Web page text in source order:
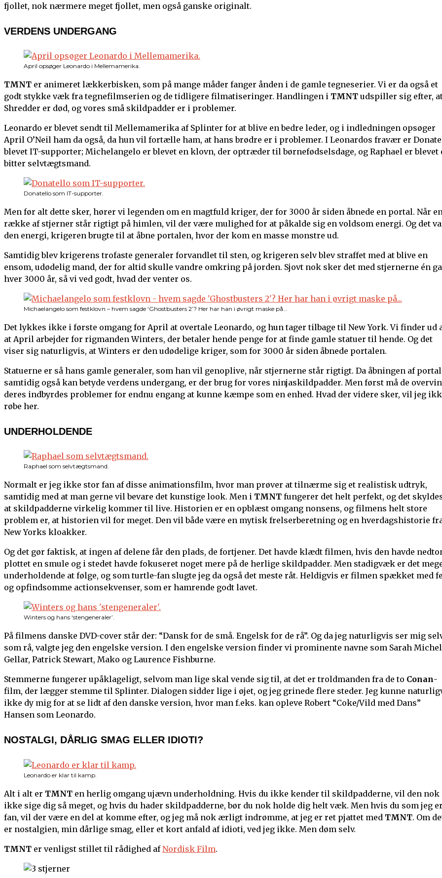
fjollet, nok nærmere meget fjollet, men også ganske originalt.
VERDENS UNDERGANG
April opsøger Leonardo i Mellemamerika.
TMNT er animeret lækkerbisken, som på mange måder fanger ånden i de gamle tegneserier. Vi er da også et
godt stykke væk fra tegnefilmserien og de tidligere filmatiseringer. Handlingen i TMNT udspiller sig efter,
Shredder er død, og vores små skildpadder er i problemer.
Leonardo er blevet sendt til Mellemamerika af Splinter for at blive en bedre leder, og i indledningen opsøger
April O’Neil ham da også, da hun vil fortælle ham, at hans brødre er i problemer. I Leonardos fravær er
blevet IT-supporter; Michelangelo er blevet en klovn, der optræder til børnefødselsdage, og Raphael er blevet
bitter selvtægtsmand.
Donatello som IT-supporter.
Men før alt dette sker, hører vi legenden om en magtfuld kriger, der for 3000 år siden åbnede en portal. Når
række af stjerner står rigtigt på himlen, vil der være mulighed for at påkalde sig en voldsom energi. Og det
den energi, krigeren brugte til at åbne portalen, hvor der kom en masse monstre ud.
Samtidig blev krigerens trofaste generaler forvandlet til sten, og krigeren selv blev straffet med at blive en
ensom, udødelig mand, der for altid skulle vandre omkring på jorden. Sjovt nok sker det med stjernerne én
hver 3000 år, så vi ved godt, hvad der venter os.
Michaelangelo som festklovn – hvem sagde ‘Ghostbusters 2’? Her har han i øvrigt maske på…
Det lykkes ikke i første omgang for April at overtale Leonardo, og hun tager tilbage til New York. Vi finder ud
at April arbejder for rigmanden Winters, der betaler hende penge for at finde gamle statuer til hende. Og det
viser sig naturligvis, at Winters er den udødelige kriger, som for 3000 år siden åbnede portalen.
Statuerne er så hans gamle generaler, som han vil genoplive, når stjernerne står rigtigt. Da åbningen af
samtidig også kan betyde verdens undergang, er der brug for vores ninjaskildpadder. Men først må de
deres indbyrdes problemer for endnu engang at kunne kæmpe som en enhed. Hvad der videre sker, vil jeg
røbe her.
UNDERHOLDENDE
Raphael som selvtægtsmand.
Normalt er jeg ikke stor fan af disse animationsfilm, hvor man prøver at tilnærme sig et realistisk udtryk,
samtidig med at man gerne vil bevare det kunstige look. Men i TMNT fungerer det helt perfekt, og det
at skildpadderne virkelig kommer til live. Historien er en opblæst omgang nonsens, og filmens helt store
problem er, at historien vil for meget. Den vil både være en mytisk frelserberetning og en hverdagshistorie
New Yorks kloakker.
Og det gør faktisk, at ingen af delene får den plads, de fortjener. Det havde klædt filmen, hvis den havde
plottet en smule og i stedet havde fokuseret noget mere på de herlige skildpadder. Men stadigvæk er det
underholdende at følge, og som turtle-fan slugte jeg da også det meste råt. Heldigvis er filmen spækket med
og opfindsomme actionsekvenser, som er hamrende godt lavet.
Winters og hans ‘stengeneraler’.
På filmens danske DVD-cover står der: “Dansk for de små. Engelsk for de rå”. Og da jeg naturligvis ser mig
som rå, valgte jeg den engelske version. I den engelske version finder vi prominente navne som Sarah
Gellar, Patrick Stewart, Mako og Laurence Fishburne.
Stemmerne fungerer upåklageligt, selvom man lige skal vende sig til, at det er troldmanden fra de to Conan-
film, der lægger stemme til Splinter. Dialogen sidder lige i øjet, og jeg grinede flere steder. Jeg kunne
ikke dy mig for at se lidt af den danske version, hvor man f.eks. kan opleve Robert “Coke/Vild med Dans”
Hansen som Leonardo.
NOSTALGI, DÅRLIG SMAG ELLER IDIOTI?
Leonardo er klar til kamp.
Alt i alt er TMNT en herlig omgang ujævn underholdning. Hvis du ikke kender til skildpadderne, vil den nok
ikke sige dig så meget, og hvis du hader skildpadderne, bør du nok holde dig helt væk. Men hvis du som jeg er
fan, vil der være en del at komme efter, og jeg må nok ærligt indrømme, at jeg er ret pjattet med TMNT. Om
er nostalgien, min dårlige smag, eller et kort anfald af idioti, ved jeg ikke. Men døm selv.
TMNT er venligst stillet til rådighed afNordisk Film.